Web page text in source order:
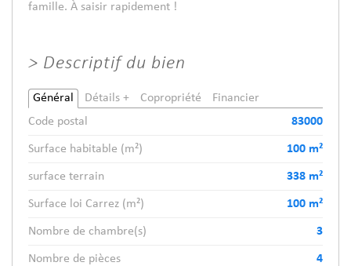
famille. À saisir rapidement !
> Descriptif du bien
Général Détails + Copropriété
Financier
Code postal
83000
Surface habitable (m²) 100 m²
surface terrain 338 m²
Surface loi Carrez (m²) 100 m²
Nombre de chambre(s) 3
Nombre de pièces 4